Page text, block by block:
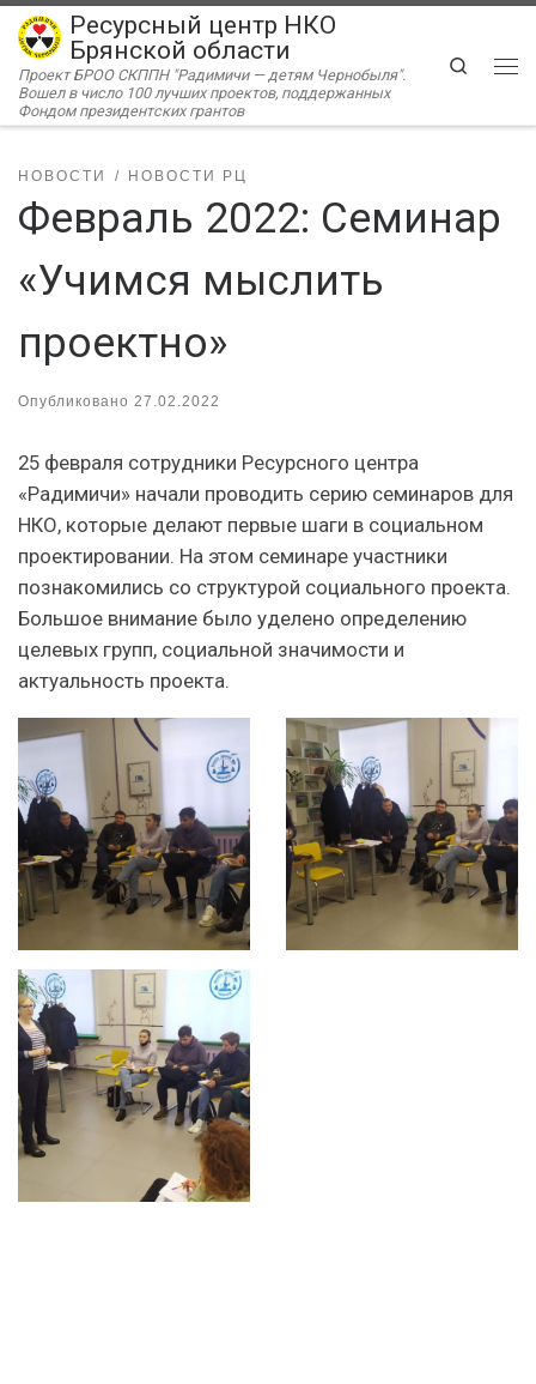
Перейти к содержимому
Ресурсный центр НКО
Брянской области
Проект БРОО СКППН "Радимичи — детям Чернобыля".
Вошел в число 100 лучших проектов, поддержанных
Фондом президентских грантов
Search
НОВОСТИ НОВОСТИ РЦ
Февраль 2022: Семинар
«Учимся мыслить
проектно»
Опубликовано 27.02.2022
25 февраля сотрудники Ресурсного центра
«Радимичи» начали проводить серию семинаров для
НКО, которые делают первые шаги в социальном
проектировании. На этом семинаре участники
познакомились со структурой социального проекта.
Большое внимание было уделено определению
целевых групп, социальной значимости и
актуальность проекта.